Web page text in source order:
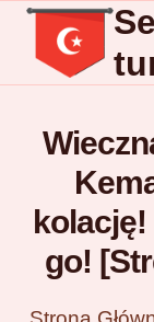
Przejdź
treści
go!